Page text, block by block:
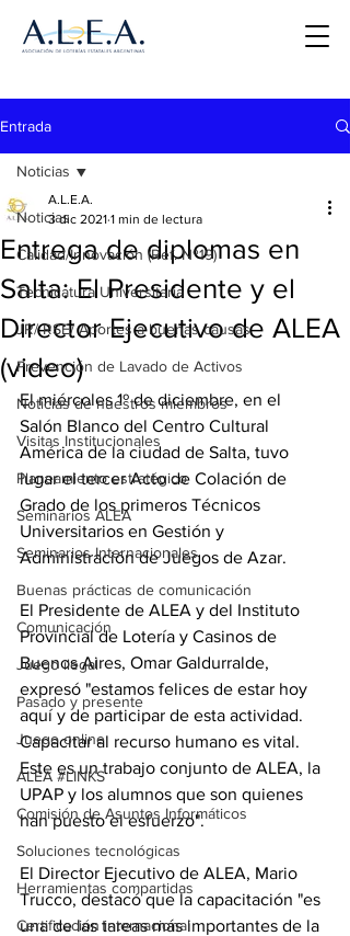
Entrada
Noticias
Calidad/Innovación (Ref. Nº19)
Tecnicatura Universitaria
JR/ RSE/ Aportes a buenas causas
Prevención de Lavado de Activos
Noticias de nuestros miembros
Visitas Institucionales
Planeamiento estratégico
Seminarios ALEA
Seminarios Internacionales
Buenas prácticas de comunicación
Comunicación
Juego ilegal
Pasado y presente
Juego online
ALEA #LINKS
Comisión de Asuntos Informáticos
Soluciones tecnológicas
Herramientas compartidas
Certificación internacional
Noticias
Entrega de diplomas en
Salta: El Presidente y el
Director Ejecutivo de ALEA
(video)
A.L.E.A.
3 dic 2021 1 min de lectura
El miércoles 1º de diciembre, en el
Salón Blanco del Centro Cultural
América de la ciudad de Salta, tuvo
lugar el tercer Acto de Colación de
Grado de los primeros Técnicos
Universitarios en Gestión y
Administración de Juegos de Azar.
El Presidente de ALEA y del Instituto
Provincial de Lotería y Casinos de
Buenos Aires, Omar Galdurralde,
expresó "estamos felices de estar hoy
aquí y de participar de esta actividad.
Capacitar al recurso humano es vital.
Este es un trabajo conjunto de ALEA, la
UPAP y los alumnos que son quienes
han puesto el esfuerzo".
El Director Ejecutivo de ALEA, Mario
Trucco, destacó que la capacitación "es
una de las tareas más importantes de la